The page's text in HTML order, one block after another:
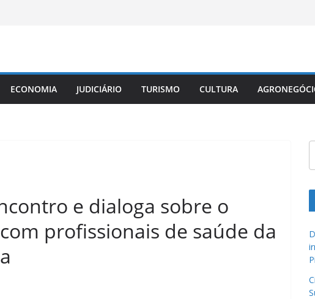
ECONOMIA JUDICIÁRIO TURISMO CULTURA
e dialoga sobre o
profissionais de saúde da